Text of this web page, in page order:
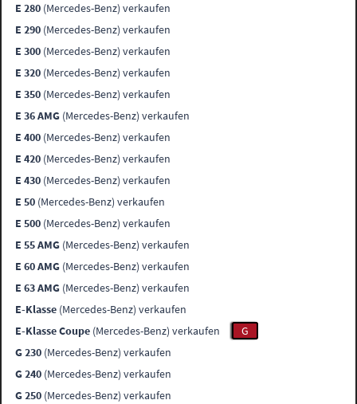
E 280 (Mercedes-Benz) verkaufen
E 290 (Mercedes-Benz) verkaufen
E 300 (Mercedes-Benz) verkaufen
E 320 (Mercedes-Benz) verkaufen
E 350 (Mercedes-Benz) verkaufen
E 36 AMG (Mercedes-Benz) verkaufen
E 400 (Mercedes-Benz) verkaufen
E 420 (Mercedes-Benz) verkaufen
E 430 (Mercedes-Benz) verkaufen
E 50 (Mercedes-Benz) verkaufen
E 500 (Mercedes-Benz) verkaufen
E 55 AMG (Mercedes-Benz) verkaufen
E 60 AMG (Mercedes-Benz) verkaufen
E 63 AMG (Mercedes-Benz) verkaufen
E-Klasse (Mercedes-Benz) verkaufen
E-Klasse Coupe (Mercedes-Benz) verkaufen
G
G 230 (Mercedes-Benz) verkaufen
G 240 (Mercedes-Benz) verkaufen
G 250 (Mercedes-Benz) verkaufen